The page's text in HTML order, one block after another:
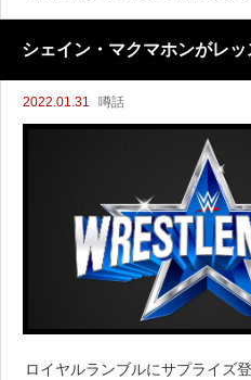
tbobby will defend the
シェイン・マクマホンがレ
2022.01.31 噂話
ロイヤルランブルにサプライズ